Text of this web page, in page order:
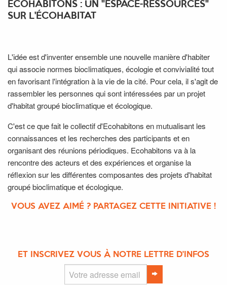
ECOHABITONS : UN "ESPACE-RESSOURCES"
SUR L'ÉCOHABITAT
L'idée est d'inventer ensemble une nouvelle manière d'habiter
qui associe normes bioclimatiques, écologie et convivialité tout
en favorisant l'intégration à la vie de la cité. Pour cela, il s'agit de
rassembler les personnes qui sont intéressées par un projet
d'habitat groupé bioclimatique et écologique.
C'est ce que fait le collectif d'Ecohabitons en mutualisant les
connaissances et les recherches des participants et en
organisant des réunions périodiques. Ecohabitons va à la
rencontre des acteurs et des expériences et organise la
réflexion sur les différentes composantes des projets d'habitat
groupé bioclimatique et écologique.
VOUS AVEZ AIMÉ ? PARTAGEZ CETTE INITIATIVE !
ET INSCRIVEZ VOUS À NOTRE LETTRE D'INFOS